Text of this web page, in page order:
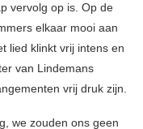
vervolg op is. Op de
elkaar mooi aan
lied klinkt vrij intens en
van Lindemans
vrij druk zijn.
we zouden ons geen